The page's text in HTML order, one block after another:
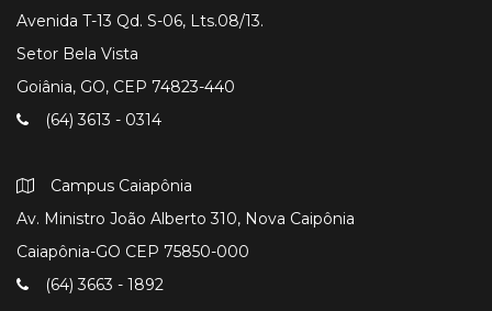
Avenida T-13 Qd. S-06, Lts.08/13.
Setor Bela Vista
Goiânia, GO, CEP 74823-440
(64) 3613 - 0314
Campus Caiapônia
Av. Ministro João Alberto 310, Nova Caipônia
Caiapônia-GO CEP 75850-000
(64) 3663 - 1892